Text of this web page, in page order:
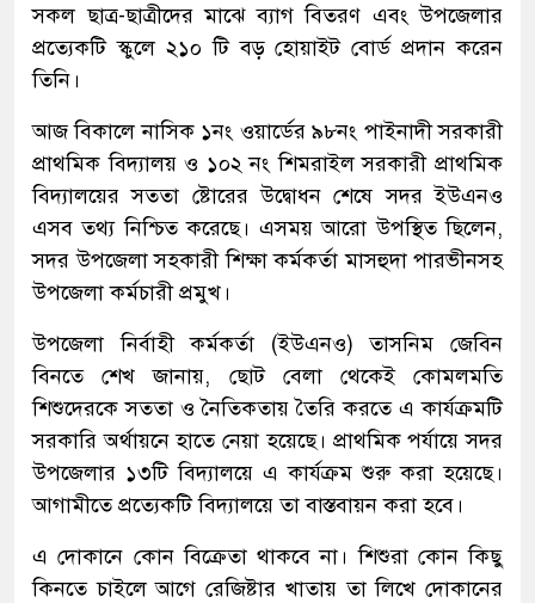
সকল ছাত্র-ছাত্রীদের মাঝে ব্যাগ বিতরণ এবং উপজেলার
প্রত্যেকটি স্কুলে ২১০ টি বড় হোয়াইট বোর্ড প্রদান করেন
তিনি।
আজ বিকালে নাসিক ১নং ওয়ার্ডের ৯৮নং পাইনাদী সরকারী
প্রাথমিক বিদ্যালয় ও ১০২ নং শিমরাইল সরকারী প্রাথমিক
বিদ্যালয়ের সততা ষ্টোরের উদ্বোধন শেষে সদর ইউএনও
এসব তথ্য নিশ্চিত করেছে। এসময় আরো উপস্থিত ছিলেন,
সদর উপজেলা সহকারী শিক্ষা কর্মকর্তা মাসহুদা পারভীনসহ
উপজেলা কর্মচারী প্রমুখ।
উপজেলা নির্বাহী কর্মকর্তা (ইউএনও) তাসনিম জেবিন
বিনতে শেখ জানায়, ছোট বেলা থেকেই কোমলমতি
শিশুদেরকে সততা ও নৈতিকতায় তৈরি করতে এ কার্যক্রমটি
সরকারি অর্থায়নে হাতে নেয়া হয়েছে। প্রাথমিক পর্যায়ে সদর
উপজেলার ১৩টি বিদ্যালয়ে এ কার্যক্রম শুরু করা হয়েছে।
আগামীতে প্রত্যেকটি বিদ্যালয়ে তা বাস্তবায়ন করা হবে।
এ দোকানে কোন বিক্রেতা থাকবে না। শিশুরা কোন কিছু
কিনতে চাইলে আগে রেজিষ্টার খাতায় তা লিখে দোকানের